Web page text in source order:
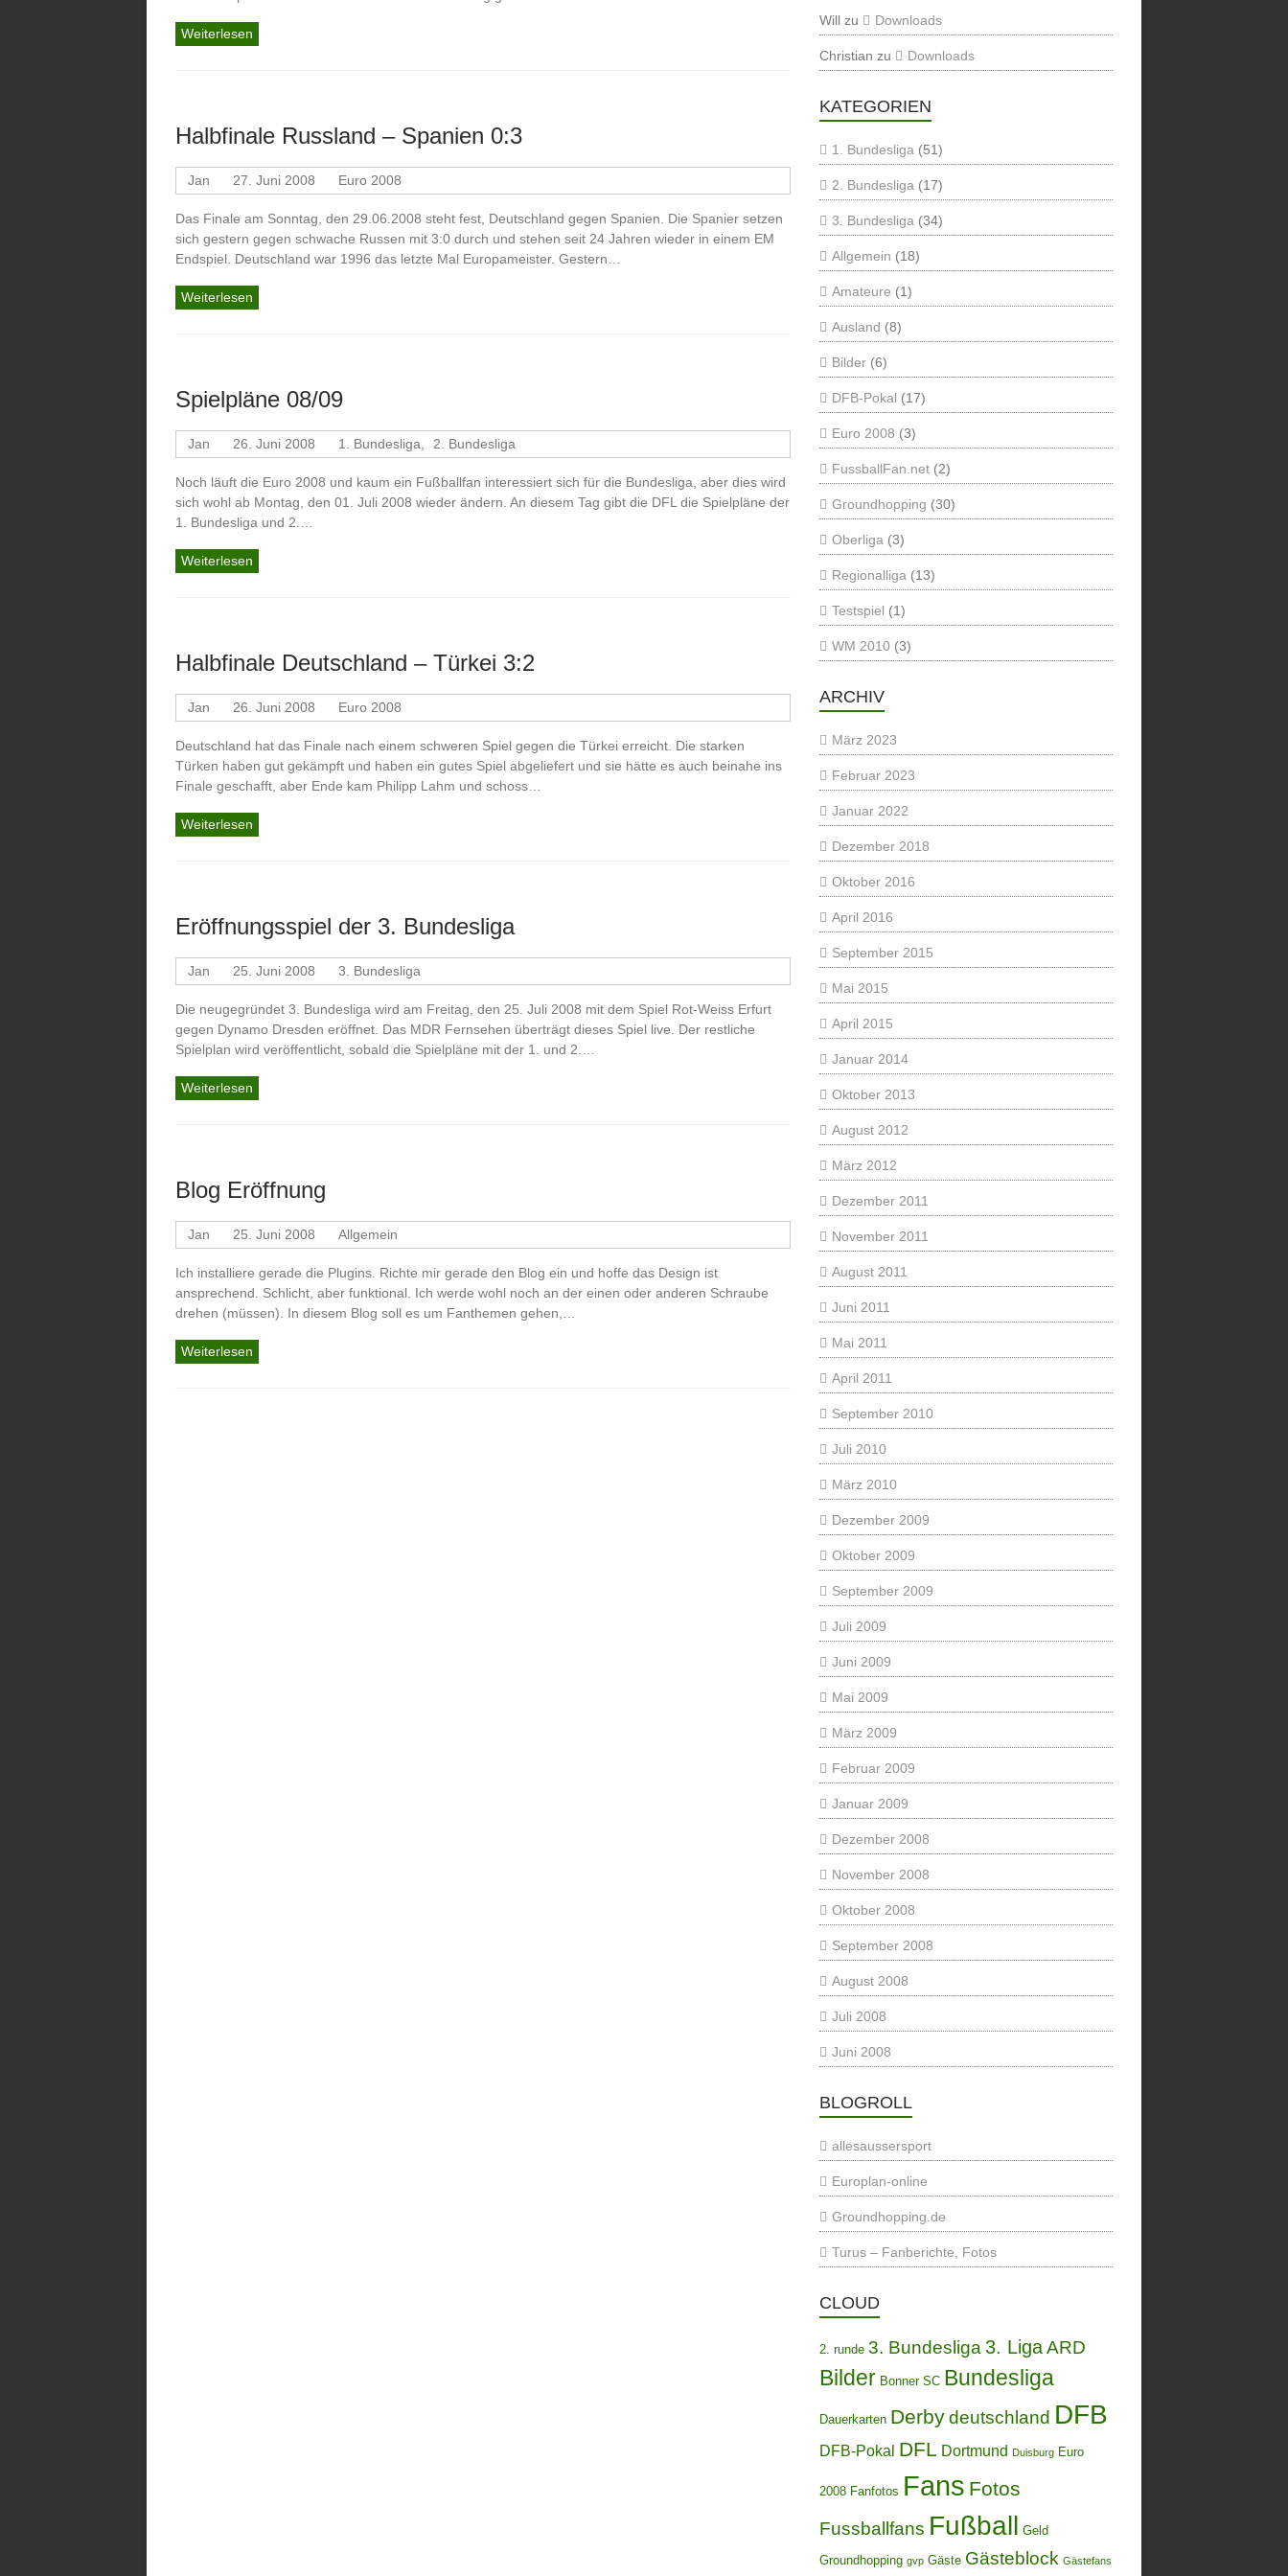
Weiterlesen
Halbfinale Russland – Spanien 0:3
Jan 27. Juni 2008 Euro 2008
Das Finale am Sonntag, den 29.06.2008 steht fest, Deutschland gegen Spanien. Die Spanier setzen
sich gestern gegen schwache Russen mit 3:0 durch und stehen seit 24 Jahren wieder in einem EM
Endspiel. Deutschland war 1996 das letzte Mal Europameister. Gestern…
Weiterlesen
Spielpläne 08/09
Jan 26. Juni 2008 1. Bundesliga 2. Bundesliga
Noch läuft die Euro 2008 und kaum ein Fußballfan interessiert sich für die Bundesliga, aber dies wird
sich wohl ab Montag, den 01. Juli 2008 wieder ändern. An diesem Tag gibt die DFL die Spielpläne der
1. Bundesliga und 2.…
Weiterlesen
Halbfinale Deutschland – Türkei 3:2
Jan 26. Juni 2008 Euro 2008
Deutschland hat das Finale nach einem schweren Spiel gegen die Türkei erreicht. Die starken
Türken haben gut gekämpft und haben ein gutes Spiel abgeliefert und sie hätte es auch beinahe ins
Finale geschafft, aber Ende kam Philipp Lahm und schoss…
Weiterlesen
Eröffnungsspiel der 3. Bundesliga
Jan 25. Juni 2008 3. Bundesliga
Die neugegründet 3. Bundesliga wird am Freitag, den 25. Juli 2008 mit dem Spiel Rot-Weiss Erfurt
gegen Dynamo Dresden eröffnet. Das MDR Fernsehen überträgt dieses Spiel live. Der restliche
Spielplan wird veröffentlicht, sobald die Spielpläne mit der 1. und 2.…
Weiterlesen
Blog Eröffnung
Jan 25. Juni 2008 Allgemein
Ich installiere gerade die Plugins. Richte mir gerade den Blog ein und hoffe das Design ist
ansprechend. Schlicht, aber funktional. Ich werde wohl noch an der einen oder anderen Schraube
drehen (müssen). In diesem Blog soll es um Fanthemen gehen,…
Weiterlesen
Will zu Downloads
Christian zu Downloads
KATEGORIEN
1. Bundesliga (51)
2. Bundesliga (17)
3. Bundesliga (34)
Allgemein (18)
Amateure (1)
Ausland (8)
Bilder (6)
DFB-Pokal (17)
Euro 2008 (3)
FussballFan.net (2)
Groundhopping (30)
Oberliga (3)
Regionalliga (13)
Testspiel (1)
WM 2010 (3)
ARCHIV
März 2023
Februar 2023
Januar 2022
Dezember 2018
Oktober 2016
April 2016
September 2015
Mai 2015
April 2015
Januar 2014
Oktober 2013
August 2012
März 2012
Dezember 2011
November 2011
August 2011
Juni 2011
Mai 2011
April 2011
September 2010
Juli 2010
März 2010
Dezember 2009
Oktober 2009
September 2009
Juli 2009
Juni 2009
Mai 2009
März 2009
Februar 2009
Januar 2009
Dezember 2008
November 2008
Oktober 2008
September 2008
August 2008
Juli 2008
Juni 2008
BLOGROLL
allesaussersport
Europlan-online
Groundhopping.de
Turus – Fanberichte, Fotos
CLOUD
2. runde 3. Bundesliga 3. LigaARD
Bilder Bonner SC Bundesliga
Dauerkarten Derbydeutschland DFB
DFB-Pokal DFL Dortmund Duisburg Euro
2008 Fanfotos Fans Fotos
Fussballfans Fußball Geld
Groundhopping gvp Gäste Gästeblock Gästefans